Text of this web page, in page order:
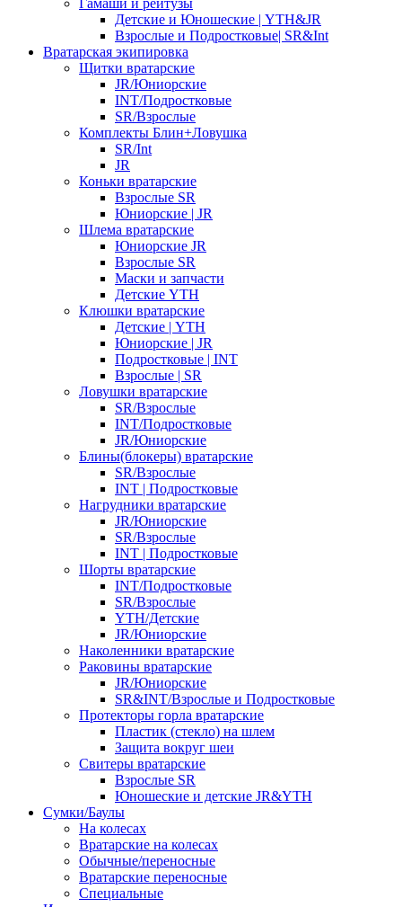
Гамаши и рейтузы
Детские и Юношеские | YTH&JR
Взрослые и Подростковые| SR&Int
Вратарская экипировка
Щитки вратарские
JR/Юниорские
INT/Подростковые
SR/Взрослые
Комплекты Блин+Ловушка
SR/Int
JR
Коньки вратарские
Взрослые SR
Юниорские | JR
Шлема вратарские
Юниорские JR
Взрослые SR
Маски и запчасти
Детские YTH
Клюшки вратарские
Детские | YTH
Юниорские | JR
Подростковые | INT
Взрослые | SR
Ловушки вратарские
SR/Взрослые
INT/Подростковые
JR/Юниорские
Блины(блокеры) вратарские
SR/Взрослые
INT | Подростковые
Нагрудники вратарские
JR/Юниорские
SR/Взрослые
INT | Подростковые
Шорты вратарские
INT/Подростковые
SR/Взрослые
YTH/Детские
JR/Юниорские
Наколенники вратарские
Раковины вратарские
JR/Юниорские
SR&INT/Взрослые и Подростковые
Протекторы горла вратарские
Пластик (стекло) на шлем
Защита вокруг шеи
Свитеры вратарские
Взрослые SR
Юношеские и детские JR&YTH
Сумки/Баулы
На колесах
Вратарские на колесах
Обычные/переносные
Вратарские переносные
Специальные